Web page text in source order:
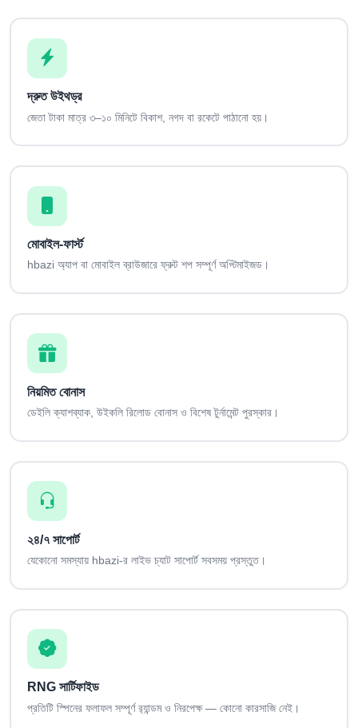
দ্রুত উইথড্র
জেতা টাকা মাত্র ৩–১০ মিনিটে বিকাশ, নগদ বা রকেটে পাঠানো হয়।
মোবাইল-ফার্স্ট
hbazi অ্যাপ বা মোবাইল ব্রাউজারে ফ্রুট শপ সম্পূর্ণ অপ্টিমাইজড।
নিয়মিত বোনাস
ডেইলি ক্যাশব্যাক, উইকলি রিলোড বোনাস ও বিশেষ টুর্নামেন্ট পুরস্কার।
২৪/৭ সাপোর্ট
যেকোনো সমস্যায় hbazi-র লাইভ চ্যাট সাপোর্ট সবসময় প্রস্তুত।
RNG সার্টিফাইড
প্রতিটি স্পিনের ফলাফল সম্পূর্ণ র‍্যান্ডম ও নিরপেক্ষ — কোনো কারসাজি নেই।